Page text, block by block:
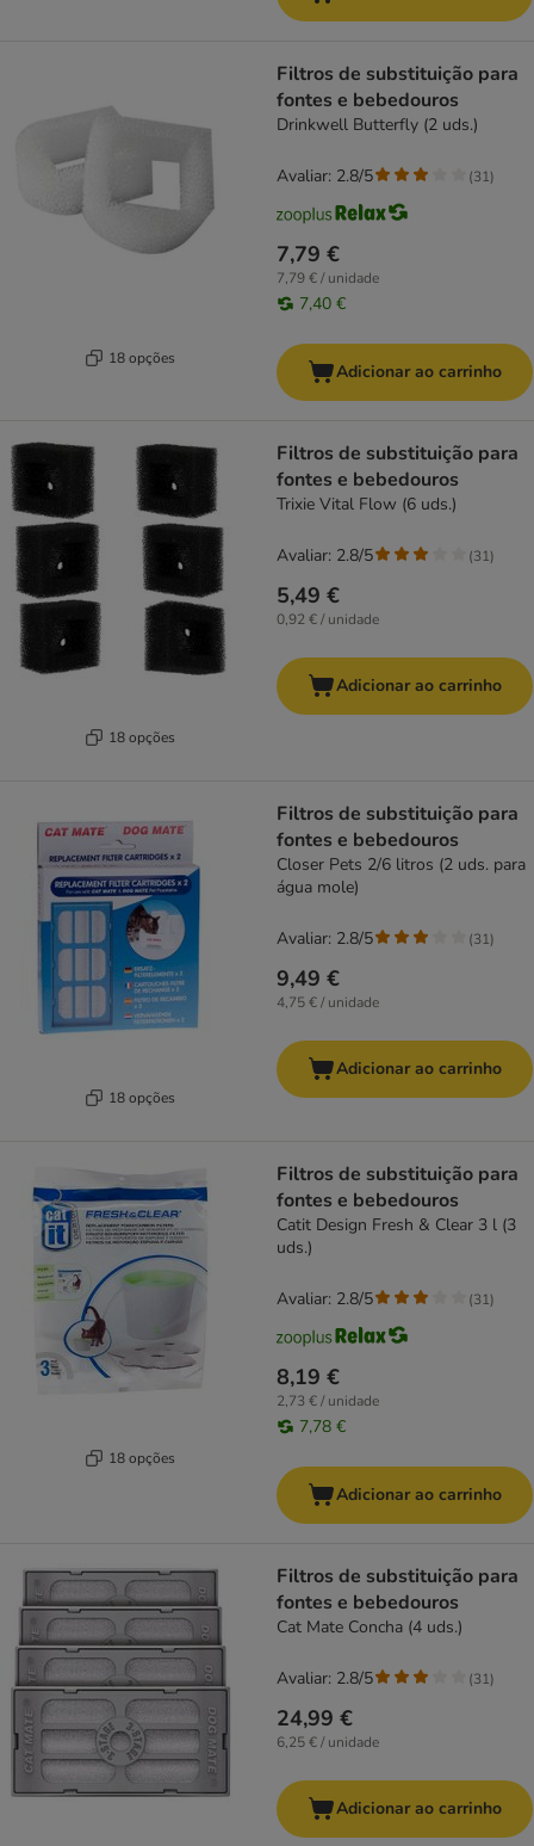
18 opções
Filtros de substituição para
fontes e bebedouros
Drinkwell Butterfly (2 uds.)
7,79 €
7,79 € / unidade
7,40 €
Avaliar: 2.8/5 (31)
Adicionar ao carrinho
18 opções
Filtros de substituição para
fontes e bebedouros
Trixie Vital Flow (6 uds.)
5,49 €
0,92 € / unidade
Avaliar: 2.8/5 (31)
Adicionar ao carrinho
18 opções
Filtros de substituição para
fontes e bebedouros
Closer Pets 2/6 litros (2 uds. para
água mole)
9,49 €
4,75 € / unidade
Avaliar: 2.8/5 (31)
Adicionar ao carrinho
18 opções
Filtros de substituição para
fontes e bebedouros
Catit Design Fresh & Clear 3 l (3
uds.)
8,19 €
2,73 € / unidade
7,78 €
Avaliar: 2.8/5 (31)
Adicionar ao carrinho
Filtros de substituição para
fontes e bebedouros
Cat Mate Concha (4 uds.)
24,99 €
6,25 € / unidade
Avaliar: 2.8/5 (31)
Adicionar ao carrinho